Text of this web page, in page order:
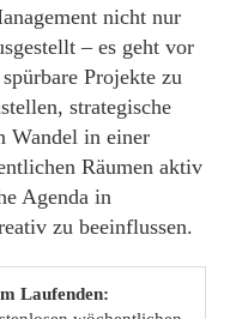
nicht nur
– es geht vor
Projekte zu
strategische
Wandel in einer
Räumen aktiv
Agenda in
zu beeinflussen.
Laufenden: